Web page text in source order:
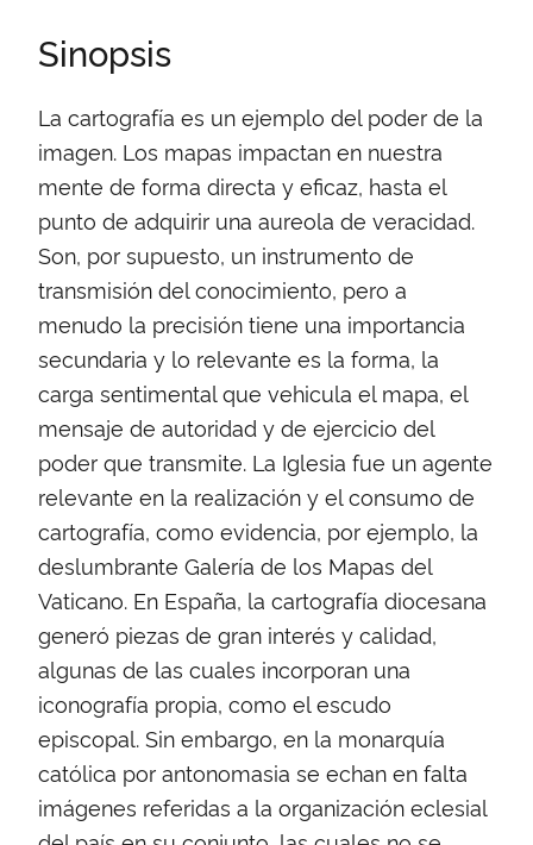
Sinopsis
La cartografía es un ejemplo del poder de la
imagen. Los mapas impactan en nuestra
mente de forma directa y eficaz, hasta el
punto de adquirir una aureola de veracidad.
Son, por supuesto, un instrumento de
transmisión del conocimiento, pero a
menudo la precisión tiene una importancia
secundaria y lo relevante es la forma, la
carga sentimental que vehicula el mapa, el
mensaje de autoridad y de ejercicio del
poder que transmite. La Iglesia fue un agente
relevante en la realización y el consumo de
cartografía, como evidencia, por ejemplo, la
deslumbrante Galería de los Mapas del
Vaticano. En España, la cartografía diocesana
generó piezas de gran interés y calidad,
algunas de las cuales incorporan una
iconografía propia, como el escudo
episcopal. Sin embargo, en la monarquía
católica por antonomasia se echan en falta
imágenes referidas a la organización eclesial